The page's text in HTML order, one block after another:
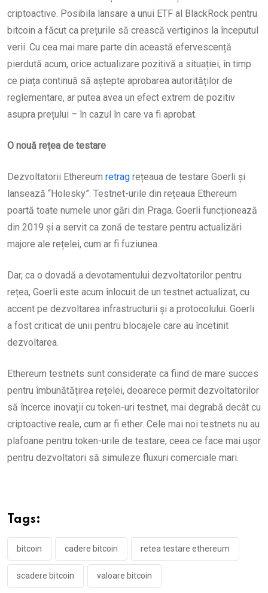
criptoactive. Posibila lansare a unui ETF al BlackRock pentru
bitcoin a făcut ca prețurile să crească vertiginos la începutul
verii. Cu cea mai mare parte din această efervescență
pierdută acum, orice actualizare pozitivă a situației, în timp
ce piața continuă să aștepte aprobarea autorităților de
reglementare, ar putea avea un efect extrem de pozitiv
asupra prețului – în cazul în care va fi aprobat.
O nouă rețea de testare
Dezvoltatorii Ethereum retrag rețeaua de testare Goerli și
lansează “Holesky”. Testnet-urile din rețeaua Ethereum
poartă toate numele unor gări din Praga. Goerli funcționează
din 2019 și a servit ca zonă de testare pentru actualizări
majore ale rețelei, cum ar fi fuziunea.
Dar, ca o dovadă a devotamentului dezvoltatorilor pentru
rețea, Goerli este acum înlocuit de un testnet actualizat, cu
accent pe dezvoltarea infrastructurii și a protocolului. Goerli
a fost criticat de unii pentru blocajele care au încetinit
dezvoltarea.
Ethereum testnets sunt considerate ca fiind de mare succes
pentru îmbunătățirea rețelei, deoarece permit dezvoltatorilor
să încerce inovații cu token-uri testnet, mai degrabă decât cu
criptoactive reale, cum ar fi ether. Cele mai noi testnets nu au
plafoane pentru token-urile de testare, ceea ce face mai ușor
pentru dezvoltatori să simuleze fluxuri comerciale mari.
Tags:
bitcoin cadere bitcoin retea testare ethereum
scadere bitcoin valoare bitcoin